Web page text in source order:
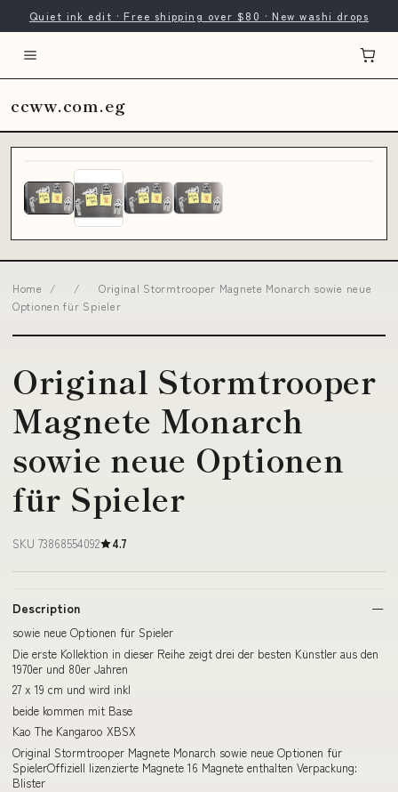
Quiet ink edit · Free shipping over $80 · New washi drops
ccww.com.eg
Home / /
Original Stormtrooper Magnete Monarch sowie neue
Optionen für Spieler
Original Stormtrooper
Magnete Monarch
sowie neue Optionen
für Spieler
SKU 73868554092 4.7
Description
sowie neue Optionen für Spieler
Die erste Kollektion in dieser Reihe zeigt drei der besten Künstler aus den
1970er und 80er Jahren
27 x 19 cm und wird inkl
beide kommen mit Base
Kao The Kangaroo XBSX
Original Stormtrooper Magnete Monarch sowie neue Optionen für
SpielerOffiziell lizenzierte Magnete 16 Magnete enthalten Verpackung:
Blister